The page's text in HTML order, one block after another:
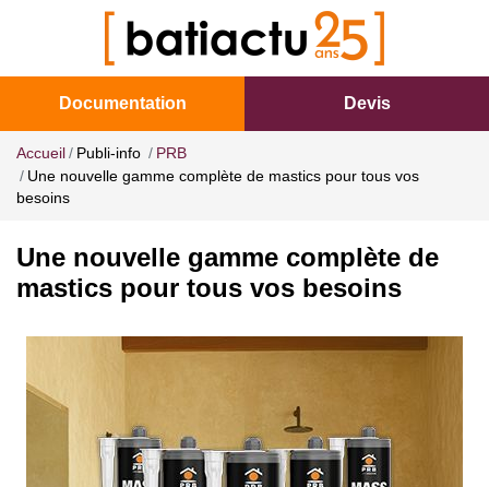
Documentation Devis
Accueil Publi-info
PRB
Une nouvelle gamme complète de mastics pour tous vos
besoins
Une nouvelle gamme complète de
mastics pour tous vos besoins